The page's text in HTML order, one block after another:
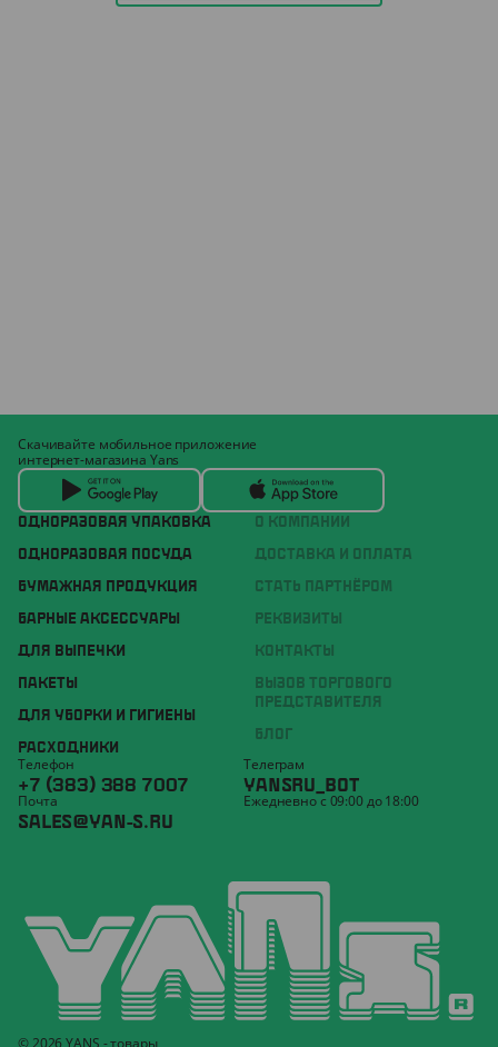
ОДНОРАЗОВАЯ УПАКОВКА
ОДНОРАЗОВАЯ ПОСУДА
БУМАЖНАЯ ПРОДУКЦИЯ
БАРНЫЕ АКСЕССУАРЫ
ДЛЯ ВЫПЕЧКИ
ПАКЕТЫ
ДЛЯ УБОРКИ И ГИГИЕНЫ
РАСХОДНИКИ
О КОМПАНИИ
ДОСТАВКА И ОПЛАТА
СТАТЬ ПАРТНЁРОМ
РЕКВИЗИТЫ
КОНТАКТЫ
ВЫЗОВ ТОРГОВОГО
ПРЕДСТАВИТЕЛЯ
БЛОГ
Скачивайте мобильное приложение
интернет-магазина Yans
Телефон
+7 (383) 388 7007
Телеграм
YANSRU_BOT
Почта
SALES@YAN-S.RU
Ежедневно с 09:00 до 18:00
© 2026 YANS - товары